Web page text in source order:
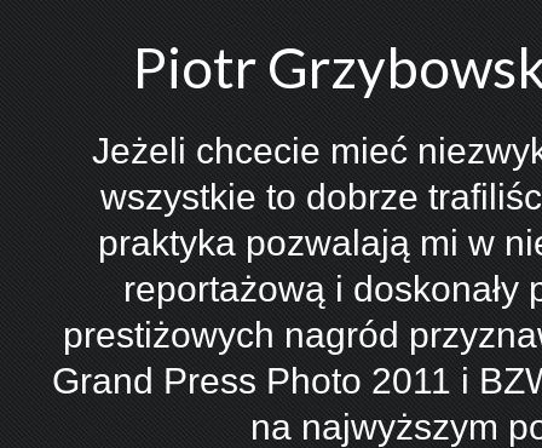
Piotr
Jeżeli chcecie mieć
wszystkie to dobrze
praktyka pozwalają mi w
reportażową i
prestiżowych nagród
Grand Press Photo 2011 i
na najwyższym